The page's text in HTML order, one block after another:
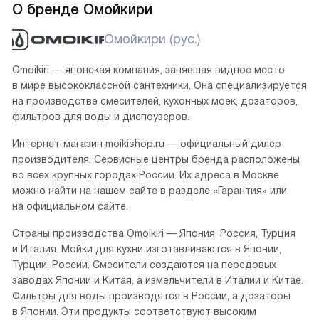
О бренде Омойкири
Омойкири (рус.)
Omoikiri — японская компания, занявшая видное место
в мире высококлассной сантехники. Она специализируется
на производстве смесителей, кухонных моек, дозаторов,
фильтров для воды и диспоузеров.
Интернет-магазин moikishop.ru — официальный дилер
производителя. Сервисные центры бренда расположены
во всех крупных городах России. Их адреса в Москве
можно найти на нашем сайте в разделе «Гарантия» или
на официальном сайте.
Страны производства Omoikiri — Япония, Россия, Турция
и Италия. Мойки для кухни изготавливаются в Японии,
Турции, России. Смесители создаются на передовых
заводах Японии и Китая, а измельчители в Италии и Китае.
Фильтры для воды производятся в России, а дозаторы
в Японии. Эти продукты соответствуют высоким